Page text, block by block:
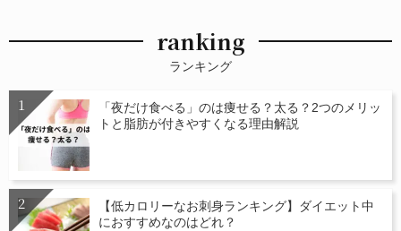
ranking
ランキング
「夜だけ食べる」のは痩せる？太る？2つのメリッ
トと脂肪が付きやすくなる理由解説
【低カロリーなお刺身ランキング】ダイエット中
におすすめなのはどれ？